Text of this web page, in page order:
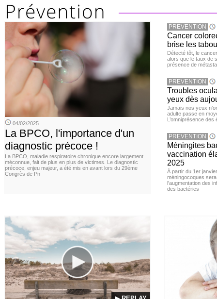
04/02/2025
La BPCO, l'importance d'un
diagnostic précoce !
La BPCO, maladie respiratoire chronique encore largement
méconnue, fait de plus en plus de victimes. Le diagnostic
précoce, enjeu majeur, a été mis en avant lors du 29ème
Congrès de Pn
PREVENTION
Cancer
brise les
Détecté tôt, le
alors que le taux de
présence de
PREVENTION
Troubles
yeux dès
Jamais nos yeux
adulte passe en
L’omniprésence
PREVENTION
Méningites
vaccination
2025
À partir du 1er
méningocoques
l'augmentation des
des bactéries